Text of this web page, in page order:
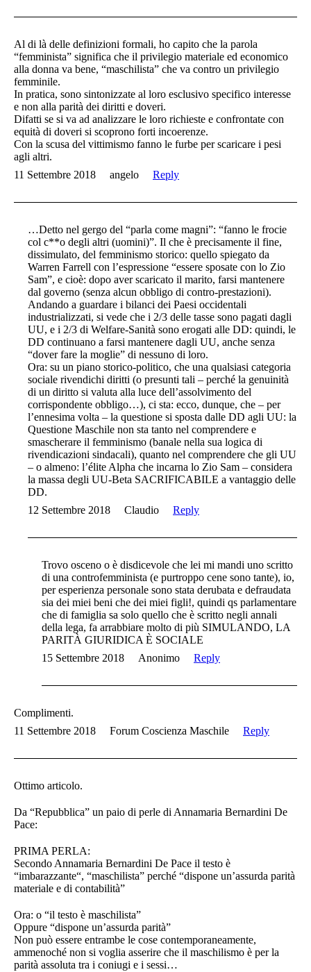
Al di là delle definizioni formali, ho capito che la parola
“femminista” significa che il privilegio materiale ed economico
alla donna va bene, “maschilista” che va contro un privilegio
femminile.
In pratica, sono sintonizzate al loro esclusivo specifico interesse
e non alla parità dei diritti e doveri.
Difatti se si va ad analizzare le loro richieste e confrontate con
equità di doveri si scoprono forti incoerenze.
Con la scusa del vittimismo fanno le furbe per scaricare i pesi
agli altri.
11 Settembre 2018
angelo Reply
…Detto nel gergo del “parla come magni”: “fanno le frocie
col c**o degli altri (uomini)”. Il che è precisamente il fine,
dissimulato, del femminismo storico: quello spiegato da
Warren Farrell con l’espressione “essere sposate con lo Zio
Sam”, e cioè: dopo aver scaricato il marito, farsi mantenere
dal governo (senza alcun obbligo di contro-prestazioni).
Andando a guardare i bilanci dei Paesi occidentali
industrializzati, si vede che i 2/3 delle tasse sono pagati dagli
UU, e i 2/3 di Welfare-Sanità sono erogati alle DD: quindi, le
DD continuano a farsi mantenere dagli UU, anche senza
“dover fare la moglie” di nessuno di loro.
Ora: su un piano storico-politico, che una qualsiasi categoria
sociale rivendichi diritti (o presunti tali – perché la genuinità
di un diritto si valuta alla luce dell’assolvimento del
corrispondente obbligo…), ci sta: ecco, dunque, che – per
l’ennesima volta – la questione si sposta dalle DD agli UU: la
Questione Maschile non sta tanto nel comprendere e
smascherare il femminismo (banale nella sua logica di
rivendicazioni sindacali), quanto nel comprendere che gli UU
– o almeno: l’élite Alpha che incarna lo Zio Sam – considera
la massa degli UU-Beta SACRIFICABILE a vantaggio delle
DD.
12 Settembre 2018
Claudio Reply
Trovo osceno o è disdicevole che lei mi mandi uno scritto
di una controfemminista (e purtroppo cene sono tante), io,
per esperienza personale sono stata derubata e defraudata
sia dei miei beni che dei miei figli!, quindi qs parlamentare
che di famiglia sa solo quello che è scritto negli annali
della lega, fa arrabbiare molto di più SIMULANDO, LA
PARITÀ GIURIDICA È SOCIALE
15 Settembre 2018
Anonimo Reply
Complimenti.
11 Settembre 2018
Forum Coscienza Maschile Reply
Ottimo articolo.
Da “Repubblica” un paio di perle di Annamaria Bernardini De
Pace:
PRIMA PERLA:
Secondo Annamaria Bernardini De Pace il testo è
“imbarazzante“, “maschilista” perché “dispone un’assurda parità
materiale e di contabilità”
Ora: o “il testo è maschilista”
Oppure “dispone un’assurda parità”
Non può essere entrambe le cose contemporaneamente,
ammenoché non si voglia asserire che il maschilismo è per la
parità assoluta tra i coniugi e i sessi…